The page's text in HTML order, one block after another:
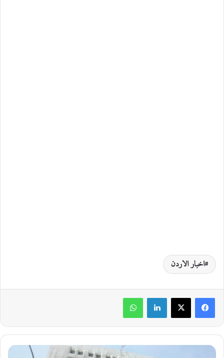
اخبار الاردن
ا